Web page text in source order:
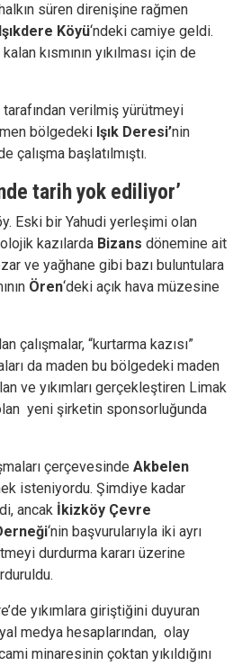
süren direnişine rağmen
Işıkdere Köyü‘ndeki camiye geldi.
kısmının yıkılması için de
verilmiş yürütmeyi
bölgedeki Işık Deresi’nin
çalışma başlatılmıştı.
tarih yok ediliyor’
Eski bir Yahudi yerleşimi olan
kazılarda Bizans dönemine ait
ve yağhane gibi bazı buluntulara
Ören‘deki açık hava müzesine
çalışmalar, “kurtarma kazısı”
da maden bu bölgedeki maden
ve yıkımları gerçekleştiren Limak
yeni şirketin sponsorluğunda
çerçevesinde Akbelen
isteniyordu. Şimdiye kadar
ancak İkizköy Çevre
‘nin başvurularıyla iki ayrı
durdurma kararı üzerine
yıkımlara giriştiğini duyuran
medya hesaplarından, olay
minaresinin çoktan yıkıldığını